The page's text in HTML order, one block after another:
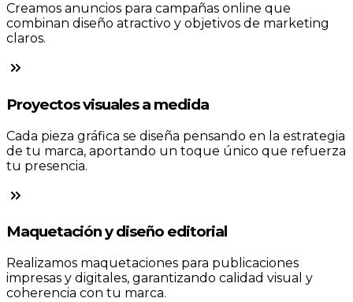
Creamos anuncios para campañas online que
combinan diseño atractivo y objetivos de marketing
claros.
Proyectos visuales a medida
Cada pieza gráfica se diseña pensando en la estrategia
de tu marca, aportando un toque único que refuerza
tu presencia.
Maquetación y diseño editorial
Realizamos maquetaciones para publicaciones
impresas y digitales, garantizando calidad visual y
coherencia con tu marca.